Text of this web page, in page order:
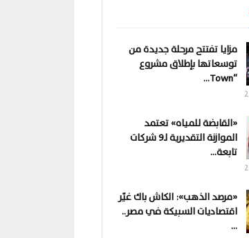
مزايا تفتتح مرحلة جديدة من
توسعاتها بإطلاق مشروع
“Town…
«القابضة للمياه» تعتمد
الموازنة التقديرية لـ9 شركات
تابعة…
«مرصد الذهب»: الكاش باك غيّر
اقتصاديات السبيكة في مصر..
…